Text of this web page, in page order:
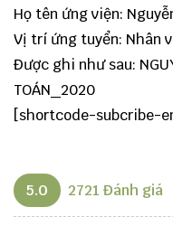
Họ tên ứng viện:
Vị trí ứng tuyển: Nhân
Được ghi như sau:
TOÁN_2020
[shortcode-subcribe-
5.0 2721 Đánh giá